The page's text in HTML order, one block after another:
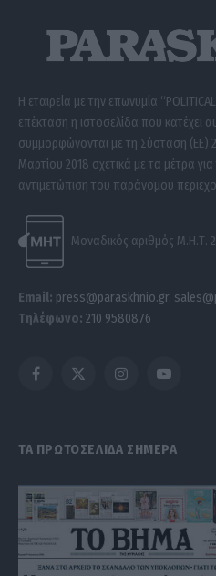
Η εταιρεία με την επωνυμία “POLITICAL
επέκταση η ιστοσελίδα που κατέχει
συμμορφώνονται με τη Σύσταση (ΕΕ)
Μαρτίου 2018 σχετικά με τα μέτρα
αντιμετώπιση του παράνομου
Μοναδικός αριθμός Μ.Η.Τ.
Email: press@paraskhnio.gr,
Τηλέφωνο: 210 9580876
Facebook
X
InstagramYouTube
ΤΑ ΠΡΩΤΟΣΕΛΙΔΑ ΣΗΜΕΡΑ